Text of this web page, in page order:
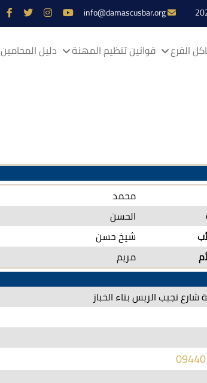
info@damascusbar.org
الفرع قوانين تنظيم المهنة دليل المحامين
محمد
الحسن
شيخ حسن
مريم
شارع نجيب الريس بناء الخباز